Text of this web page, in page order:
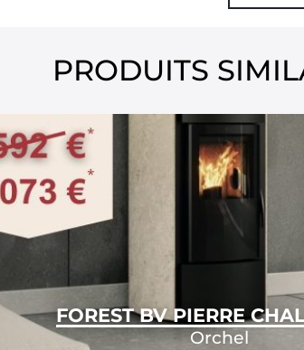
PRODUITS
FOREST BV PIERRE
Orchel